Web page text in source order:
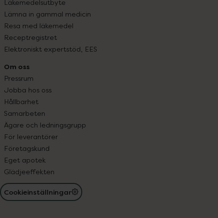
Läkemedelsutbyte
Lämna in gammal medicin
Resa med läkemedel
Receptregistret
Elektroniskt expertstöd, EES
Om oss
Pressrum
Jobba hos oss
Hållbarhet
Samarbeten
Ägare och ledningsgrupp
För leverantörer
Företagskund
Eget apotek
Glädjeeffekten
Cookieinställningar